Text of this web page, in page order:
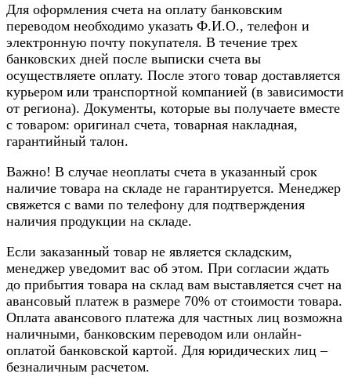
Для оформления счета на оплату банковским
переводом необходимо указать Ф.И.О., телефон и
электронную почту покупателя. В течение трех
банковских дней после выписки счета вы
осуществляете оплату. После этого товар доставляется
курьером или транспортной компанией (в зависимости
от региона). Документы, которые вы получаете вместе
с товаром: оригинал счета, товарная накладная,
гарантийный талон.
Важно! В случае неоплаты счета в указанный срок
наличие товара на складе не гарантируется. Менеджер
свяжется с вами по телефону для подтверждения
наличия продукции на складе.
Если заказанный товар не является складским,
менеджер уведомит вас об этом. При согласии ждать
до прибытия товара на склад вам выставляется счет на
авансовый платеж в размере 70% от стоимости товара.
Оплата авансового платежа для частных лиц возможна
наличными, банковским переводом или онлайн-
оплатой банковской картой. Для юридических лиц –
безналичным расчетом.